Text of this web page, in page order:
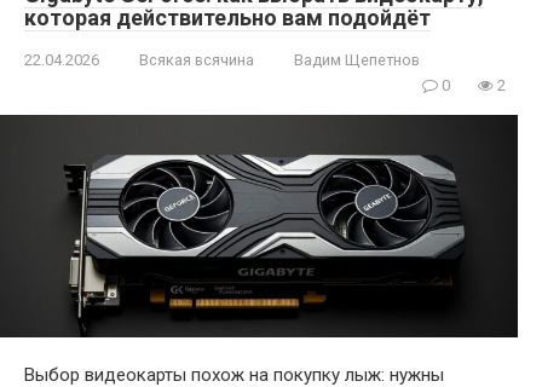
которая действительно вам подойдёт
22.04.2026 Всякая всячина
Вадим Щепетнов
0
2
Выбор видеокарты похож на покупку лыж: нужны